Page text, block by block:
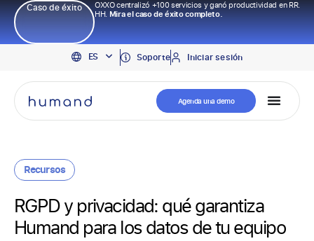
Caso de éxito
OXXO centralizó +100 servicios y ganó productividad en RR.
HH.Mira el caso de éxito completo.
ES
EN
PT
Soporte Iniciar sesión
Agenda una demo
Recursos
RGPD y privacidad: qué garantiza
Humand para los datos de tu equipo